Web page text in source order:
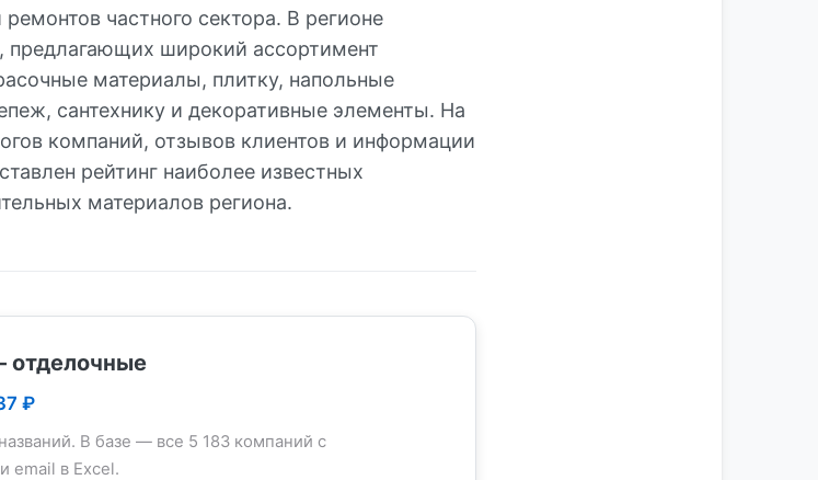
частного сектора. В регионе
предлагающих широкий ассортимент
материалы, плитку, напольные
сантехнику и декоративные элементы. На
компаний, отзывов клиентов и информации
рейтинг наиболее известных
материалов региона.
отделочные
₽
В базе — все 5 183 компаний с
email в Excel.